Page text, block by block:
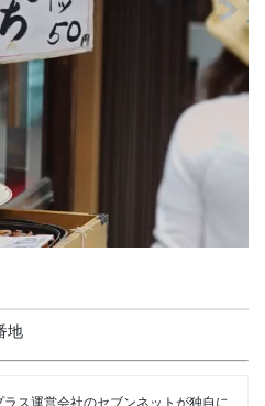
地
ス運営会社のセブンネットが独自に